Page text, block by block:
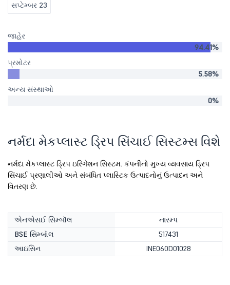
સપ્ટેમ્બર 23
જાહેર
94.41%
પ્રમોટર
5.58%
અન્ય સંસ્થાઓ
0%
નર્મદા મેકપ્લાસ્ટ ડ્રિપ સિંચાઈ સિસ્ટમ્સ વિશે
નર્મદા મેકપ્લાસ્ટ ડ્રિપ ઇરિગેશન સિસ્ટમ. કંપનીનો મુખ્ય વ્યવસાય ડ્રિપ
સિંચાઈ પ્રણાલીઓ અને સંબંધિત પ્લાસ્ટિક ઉત્પાદનોનું ઉત્પાદન અને
વિતરણ છે.
એનએસઈ સિમ્બૉલ
નારમ્પ
BSE સિમ્બૉલ
517431
આઇસિન
INE060D01028